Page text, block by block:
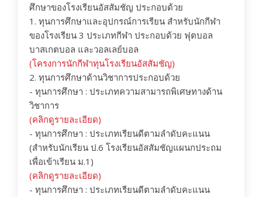
ศึกษาของโรงเรียนอัสสัมชัญ ประกอบด้วย
1. ทุนการศึกษาและอุปกรณ์การเรียน สำหรับนักกีฬา
ของโรงเรียน 3 ประเภทกีฬา ประกอบด้วย ฟุตบอล
บาสเกตบอล และวอลเลย์บอล
(โครงการนักกีฬาทุนโรงเรียนอัสสัมชัญ)
2. ทุนการศึกษาด้านวิชาการประกอบด้วย
- ทุนการศึกษา : ประเภทความสามารถพิเศษทางด้าน
วิชาการ
(คลิกดูรายละเอียด)
- ทุนการศึกษา : ประเภทเรียนดีตามลำดับคะแนน
(สำหรับนักเรียน ป.6 โรงเรียนอัสสัมชัญแผนกประถม
เพื่อเข้าเรียน ม.1)
(คลิกดูรายละเอียด)
- ทุนการศึกษา : ประเภทเรียนดีตามลำดับคะแนน